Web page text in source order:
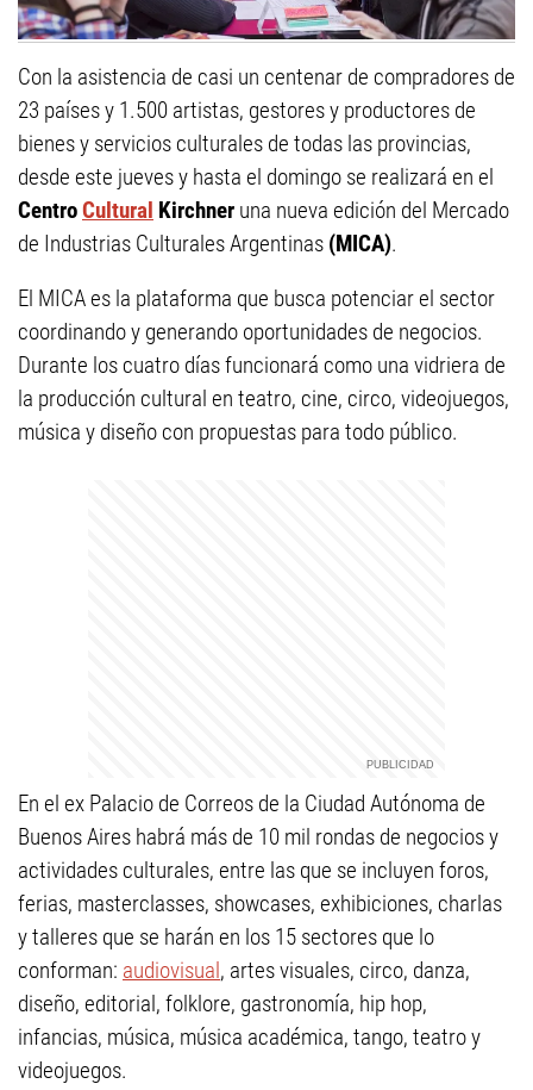
Con la asistencia de casi un centenar de compradores de
23 países y 1.500 artistas, gestores y productores de
bienes y servicios culturales de todas las provincias,
desde este jueves y hasta el domingo se realizará en el
CentroCultural Kirchner una nueva edición del Mercado
de Industrias Culturales Argentinas (MICA).
El MICA es la plataforma que busca potenciar el sector
coordinando y generando oportunidades de negocios.
Durante los cuatro días funcionará como una vidriera de
la producción cultural en teatro, cine, circo, videojuegos,
música y diseño con propuestas para todo público.
En el ex Palacio de Correos de la Ciudad Autónoma de
Buenos Aires habrá más de 10 mil rondas de negocios y
actividades culturales, entre las que se incluyen foros,
ferias, masterclasses, showcases, exhibiciones, charlas
y talleres que se harán en los 15 sectores que lo
conforman: audiovisual, artes visuales, circo, danza,
diseño, editorial, folklore, gastronomía, hip hop,
infancias, música, música académica, tango, teatro y
videojuegos.